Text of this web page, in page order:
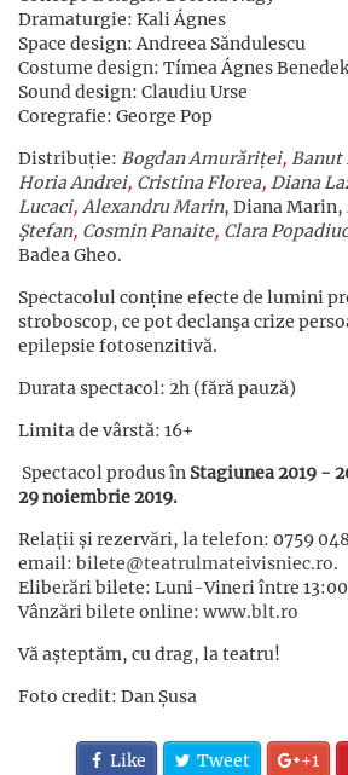
Dramaturgie: Kali Ágnes
Space design: Andreea Săndulescu
Costume design: Tímea Ágnes Benedek
Sound design: Claudiu Urse
Coregrafie: George Pop
Distribuție: Bogdan Amurăriței, Banut
Horia Andrei, Cristina Florea, Diana
Lucaci, Alexandru Marin, Diana Marin,
Ştefan, Cosmin Panaite, Clara Popadiuc
Badea Gheo.
Spectacolul conține efecte de lumini
stroboscop, ce pot declanşa crize
epilepsie fotosenzitivă.
Durata spectacol: 2h (fără pauză)
Limita de vârstă: 16+
Spectacol produs în Stagiunea 2019 -
29 noiembrie 2019.
Relații și rezervări, la telefon: 0759
email: bilete@teatrulmateivisniec.ro.
Eliberări bilete: Luni-Vineri între
Vânzări bilete online: www.blt.ro
Vă așteptăm, cu drag, la teatru!
Foto credit: Dan Șusa
Like Tweet +1